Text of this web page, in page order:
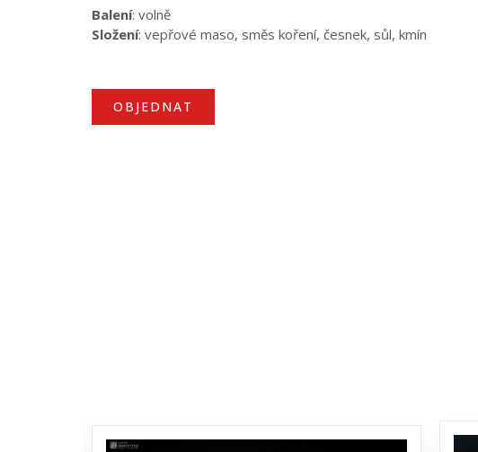
Balení: volně
Složení: vepřové maso, směs koření, česnek, sůl, kmín
OBJEDNAT